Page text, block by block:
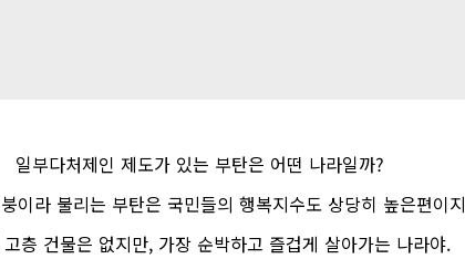
일부다처제인 제도가 있는 부탄은 어떤 나라일까?
이라 불리는 부탄은 국민들의 행복지수도 상당히 높은편이지
층 건물은 없지만, 가장 순박하고 즐겁게 살아가는 나라야.